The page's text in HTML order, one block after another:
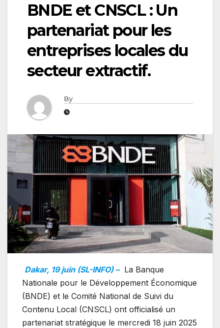
BNDE et CNSCL : Un
partenariat pour les
entreprises locales du
secteur extractif.
By
Dakar, 19 juin (SL-INFO) – La Banque
Nationale pour le Développement Économique
(BNDE) et le Comité National de Suivi du
Contenu Local (CNSCL) ont officialisé un
partenariat stratégique le mercredi 18 juin 2025